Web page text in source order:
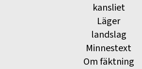
kansliet
Läger
landslag
Minnestext
Om fäktning